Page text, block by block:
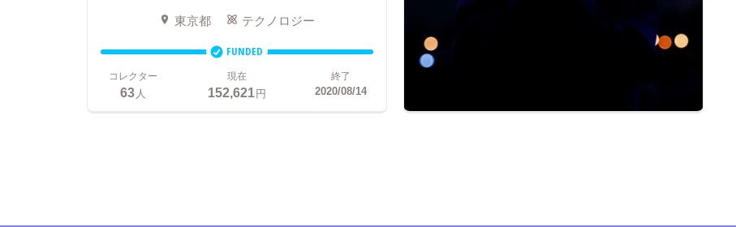
東京都 テクノロジー
FUNDED
コレクター
63人
現在
152,621円
終了
2020/08/14